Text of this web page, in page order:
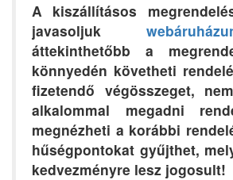
A kiszállításos
javasoljuk
áttekinthetőbb a
könnyedén követheti
fizetendő végösszeget,
alkalommal megadni
megnézheti a korábbi
hűségpontokat gyűjthet,
kedvezményre lesz jogosult!